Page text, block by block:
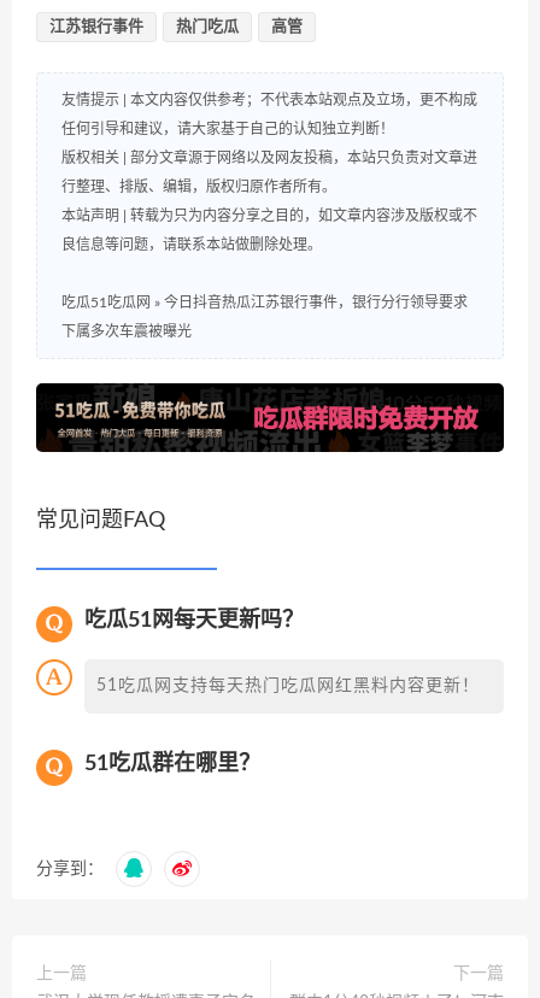
江苏银行事件 热门吃瓜 高管
友情提示 | 本文内容仅供参考；不代表本站观点及立场，更不构成
任何引导和建议，请大家基于自己的认知独立判断！
版权相关 | 部分文章源于网络以及网友投稿，本站只负责对文章进
行整理、排版、编辑，版权归原作者所有。
本站声明 | 转载为只为内容分享之目的，如文章内容涉及版权或不
良信息等问题，请联系本站做删除处理。
吃瓜51吃瓜网 » 今日抖音热瓜江苏银行事件，银行分行领导要求
下属多次车震被曝光
常见问题FAQ
吃瓜51网每天更新吗？
51吃瓜网支持每天热门吃瓜网红黑料内容更新！
51吃瓜群在哪里？
分享到：
上一篇
下一篇